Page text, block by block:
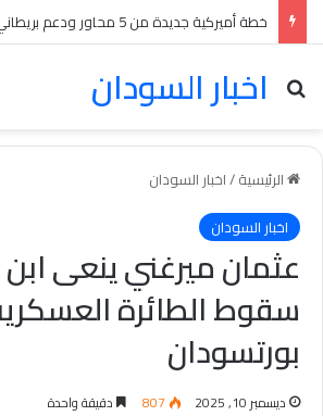
اخبار السودان
بحث عن
الرئيسية/اخبار السودان
اخبار السودان
عثمان ميرغني ينعى ابن
سقوط الطائرة
بورتسودان
ديسمبر 10, 2025 807 دقيقة واحدة